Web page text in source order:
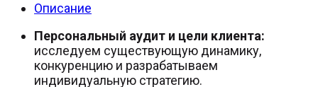
Описание
Персональный аудит и цели клиента:
исследуем существующую динамику,
конкуренцию и разрабатываем
индивидуальную стратегию.